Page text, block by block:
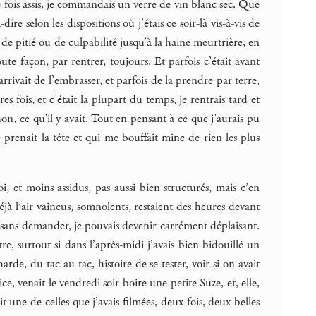
assis, je commandais un verre de vin blanc sec. Que
selon les dispositions où j’étais ce soir-là vis-à-vis de
pitié ou de culpabilité jusqu’à la haine meurtrière, en
façon, par rentrer, toujours. Et parfois c’était avant
de l’embrasser, et parfois de la prendre par terre,
fois, et c’était la plupart du temps, je rentrais tard et
ce qu’il y avait. Tout en pensant à ce que j’aurais pu
prenait la tête et qui me bouffait mine de rien les plus
et moins assidus, pas aussi bien structurés, mais c’en
l’air vaincus, somnolents, restaient des heures devant
demander, je pouvais devenir carrément déplaisant.
surtout si dans l’après-midi j’avais bien bidouillé un
du tac au tac, histoire de se tester, voir si on avait
venait le vendredi soir boire une petite Suze, et, elle,
une de celles que j’avais filmées, deux fois, deux belles